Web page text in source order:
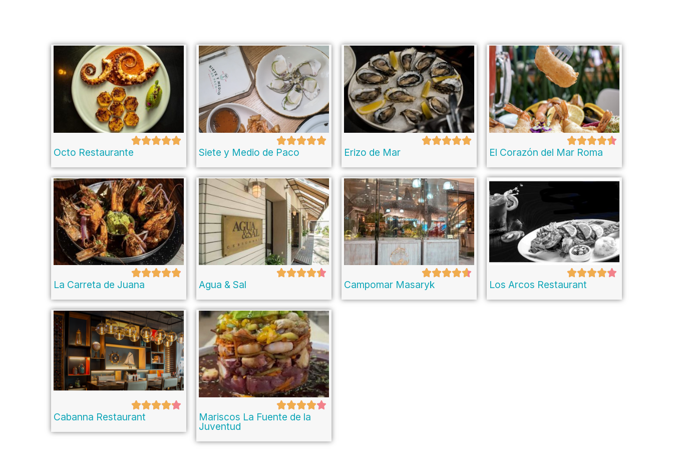
Octo Restaurante Siete y Medio de Paco Erizo de Mar El Corazón del Mar Roma
La Carreta de Juana Agua & Sal Campomar Masaryk Los Arcos Restaurant
Cabanna Restaurant Mariscos La Fuente de la
Juventud